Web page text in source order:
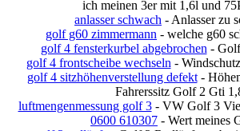
ich meinen 3er mit 1,6l und
anlasser schwach - Anlasser zu
golf g60 zimmermann - welche g60
golf 4 fensterkurbel abgebrochen -
golf 4 frontscheibe wechseln -
golf 4 sitzhöhenverstellung defekt-
Fahrerssitz Golf 2 Gti
luftmengenmessung golf 3- VW Golf 3
0600 610307 - Wert meines